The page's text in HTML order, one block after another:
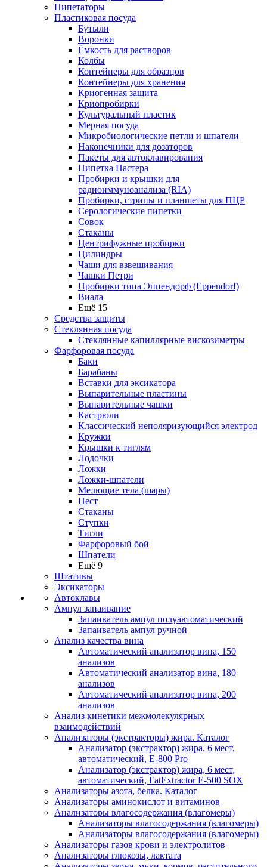
Пипетаторы
Пластиковая посуда
Бутыли
Воронки
Ёмкость для растворов
Колбы
Контейнеры для образцов
Контейнеры для хранения
Криогенная защита
Криопробирки
Культуральный пластик
Мерная посуда
Микробиологические петли и шпатели
Наконечники для дозаторов
Пакеты для автоклавирования
Пипетка Пастера
Пробирки и крышки для
радиоиммуноанализа (RIA)
Пробирки, стрипы и планшеты для ПЦР
Серологические пипетки
Совок
Стаканы
Центрифужные пробирки
Цилиндры
Чаши для взвешивания
Чашки Петри
Пробирки типа Эппендорф (Eppendorf)
Виала
Ещё 15
Средства защиты
Стеклянная посуда
Стеклянные капиллярные вискозиметры
Фарфоровая посуда
Баки
Барабаны
Вставки для эксикатора
Выпарительные пластины
Выпарительные чашки
Кастрюли
Классический неполяризующийся электрод
Кружки
Крышки к тиглям
Лодочки
Ложки
Ложки-шпатели
Мелющие тела (шары)
Пест
Стаканы
Ступки
Тигли
Фарфоровый бой
Шпатели
Ещё 9
Штативы
Эксикаторы
Автоклавы
Ампул запаивание
Запаиватель ампул полуавтоматический
Запаиватель ампул ручной
Анализ качества вина
Автоматический анализатор вина, 150
анализов
Автоматический анализатор вина, 180
анализов
Автоматический анализатор вина, 200
анализов
Анализ кинетики межмолекулярных
взаимодействий
Анализаторы (экстракторы) жира. Каталог
Анализатор (экстрактор) жира, 6 мест,
автоматический, E-800 Pro
Анализатор (экстрактор) жира, 6 мест,
автоматический, FatExtractor E-500 SOX
Анализаторы азота, белка. Каталог
Анализаторы аминокислот и витаминов
Анализаторы влагосодержания (влагомеры)
Анализаторы влагосодержания (влагомеры)
Анализаторы влагосодержания (влагомеры)
Анализаторы газов крови и электролитов
Анализаторы глюкозы, лактата